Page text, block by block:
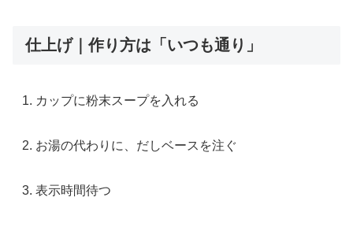
仕上げ｜作り方は「いつも通り」
カップに粉末スープを入れる
お湯の代わりに、だしベースを注ぐ
表示時間待つ